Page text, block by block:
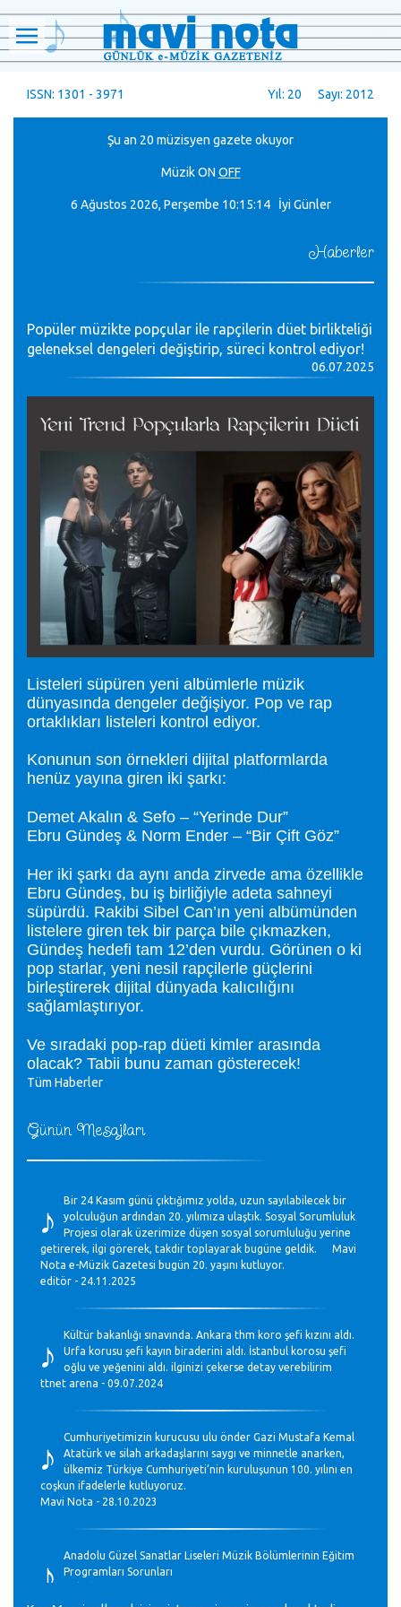
ISSN: 1301 - 3971 Yıl: 20 Sayı: 2012
Şu an 20 müzisyen gazete okuyor
MüzikON OFF
6 Ağustos 2026, Perşembe 10:15:14 İyi Günler
Günün Mesajları
♪
Bir 24 Kasım günü çıktığımız yolda, uzun sayılabilecek bir
yolculuğun ardından 20. yılımıza ulaştık. Sosyal Sorumluluk
Projesi olarak üzerimize düşen sosyal sorumluluğu yerine
getirerek, ilgi görerek, takdir toplayarak bugüne geldik. Mavi
Nota e-Müzik Gazetesi bugün 20. yaşını kutluyor.
editör - 24.11.2025
♪
Kültür bakanlığı sınavında. Ankara thm koro şefi kızını aldı.
Urfa korusu şefi kayın biraderini aldı. İstanbul korosu şefi
oğlu ve yeğenini aldı. ilginizi çekerse detay verebilirim
ttnet arena - 09.07.2024
♪
Cumhuriyetimizin kurucusu ulu önder Gazi Mustafa Kemal
Atatürk ve silah arkadaşlarını saygı ve minnetle anarken,
ülkemiz Türkiye Cumhuriyeti’nin kuruluşunun 100. yılını en
coşkun ifadelerle kutluyoruz.
Mavi Nota - 28.10.2023
♪
Anadolu Güzel Sanatlar Liseleri Müzik Bölümlerinin Eğitim
Programları Sorunları
Haberler
Popüler müzikte popçular ile rapçilerin düet birlikteliği
geleneksel dengeleri değiştirip, süreci kontrol ediyor!
06.07.2025
Listeleri süpüren yeni albümlerle müzik
dünyasında dengeler değişiyor. Pop ve rap
ortaklıkları listeleri kontrol ediyor.
Konunun son örnekleri dijital platformlarda
henüz yayına giren iki şarkı:
Demet Akalın & Sefo – “Yerinde Dur”
Ebru Gündeş & Norm Ender – “Bir Çift Göz”
Her iki şarkı da aynı anda zirvede ama özellikle
Ebru Gündeş, bu iş birliğiyle adeta sahneyi
süpürdü. Rakibi Sibel Can’ın yeni albümünden
listelere giren tek bir parça bile çıkmazken,
Gündeş hedefi tam 12’den vurdu. Görünen o ki
pop starlar, yeni nesil rapçilerle güçlerini
birleştirerek dijital dünyada kalıcılığını
sağlamlaştırıyor.
Ve sıradaki pop-rap düeti kimler arasında
olacak? Tabii bunu zaman gösterecek!
Tüm Haberler